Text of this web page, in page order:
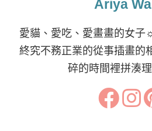
Ariya
愛貓、愛吃、愛畫畫的女子
終究不務正業的從事插畫的
碎的時間裡拼湊